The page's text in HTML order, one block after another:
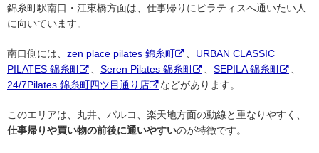
錦糸町駅南口・江東橋方面は、仕事帰りにピラティスへ通いたい人
に向いています。
南口側には、 zen place pilates 錦糸町
URBAN CLASSIC
PILATES 錦糸町
Seren Pilates 錦糸町 SEPILA 錦糸町
24/7Pilates 錦糸町四ツ目通り店
などがあります。
このエリアは、丸井、パルコ、楽天地方面の動線と重なりやすく、
仕事帰りや買い物の前後に通いやすいのが特徴です。